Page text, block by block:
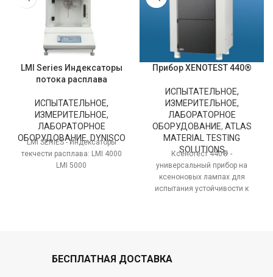
LMI Series Индексаторы
потока расплава
ИСПЫТАТЕЛЬНОЕ,
ИЗМЕРИТЕЛЬНОЕ,
ЛАБОРАТОРНОЕ
ОБОРУДОВАНИЕ,DYNISCO
LMI SERIES - Индексаторы
текчести расплава: LMI 4000
LMI 5000
Прибор XENOTEST 440®
ИСПЫТАТЕЛЬНОЕ,
ИЗМЕРИТЕЛЬНОЕ,
ЛАБОРАТОРНОЕ
ОБОРУДОВАНИЕ, ATLAS
MATERIAL TESTING
SOLUTIONS
Ксенотест 440® -
универсальный прибор на
ксеноновых лампах для
испытания устойчивости к
нескольких месяцев или лет в
БЕСПЛАТНАЯ ДОСТАВКА